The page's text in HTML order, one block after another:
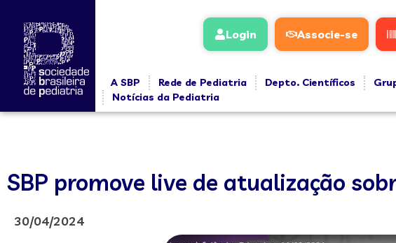
Login Associe-se
A SBP Rede de Pediatria Depto. Científicos
Notícias da Pediatria
SBP promove live de atualização
30/04/2024